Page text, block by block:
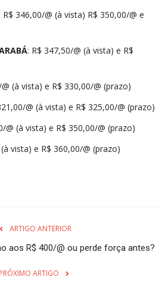
: R$ 346,00/@ (à vista) R$ 350,00/@ e
: R$ 347,50/@ (à vista) e R$
(à vista) e R$ 330,00/@ (prazo)
@ (à vista) e R$ 325,00/@ (prazo)
@ (à vista) e R$ 350,00/@ (prazo)
vista) e R$ 360,00/@ (prazo)
ARTIGO ANTERIOR
aos R$ 400/@ ou perde força antes?
PRÓXIMO ARTIGO